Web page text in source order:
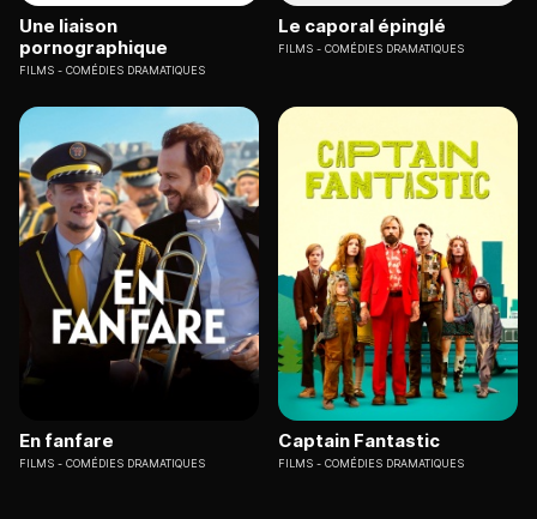
Une liaison
pornographique
FILMS COMÉDIES DRAMATIQUES
Le caporal épinglé
FILMS COMÉDIES DRAMATIQUES
En fanfare
FILMS COMÉDIES DRAMATIQUES
Captain Fantastic
FILMS COMÉDIES DRAMATIQUES